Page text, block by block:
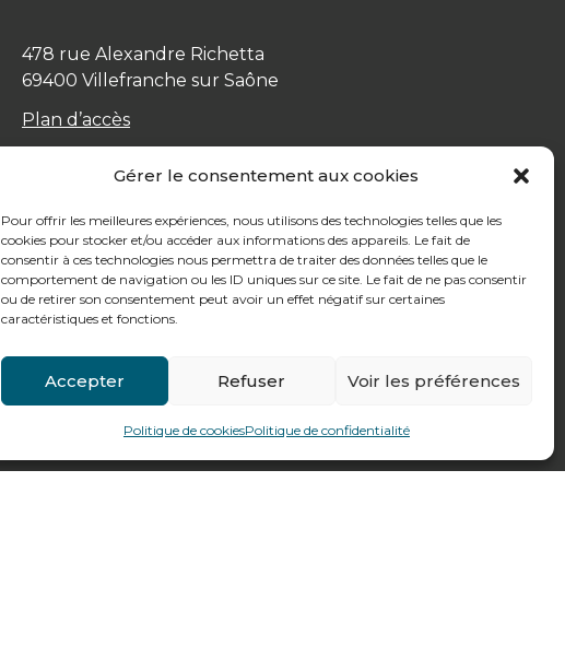
Gérer le consentement aux cookies
Pour offrir les meilleures expériences, nous utilisons des technologies telles que les
cookies pour stocker et/ou accéder aux informations des appareils. Le fait de
consentir à ces technologies nous permettra de traiter des données telles que le
comportement de navigation ou les ID uniques sur ce site. Le fait de ne pas consentir
ou de retirer son consentement peut avoir un effet négatif sur certaines
caractéristiques et fonctions.
Accepter Refuser Voir les préférences
Politique de cookiesPolitique de confidentialité
478 rue Alexandre Richetta
69400 Villefranche sur Saône
Plan d’accès